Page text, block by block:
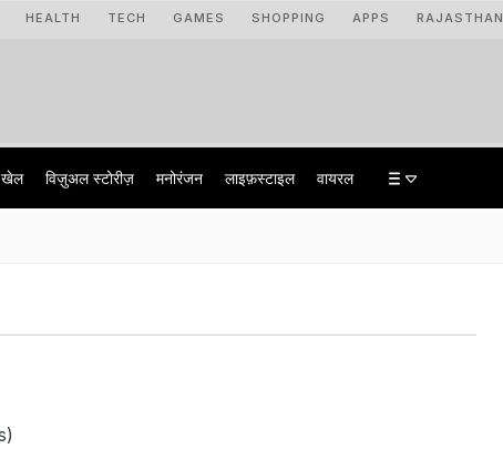
HEALTH TECH GAMES SHOPPING APPS RAJASTHAN
खेल विज़ुअल स्टोरीज़ मनोरंजन लाइफ़स्टाइल वायरल